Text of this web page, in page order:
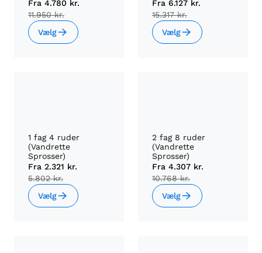
Fra 4.780 kr.
11.950 kr.
Vælg
Fra 6.127 kr.
15.317 kr.
Vælg
1 fag 4 ruder
(Vandrette
Sprosser)
Fra 2.321 kr.
5.802 kr.
Vælg
2 fag 8 ruder
(Vandrette
Sprosser)
Fra 4.307 kr.
10.768 kr.
Vælg